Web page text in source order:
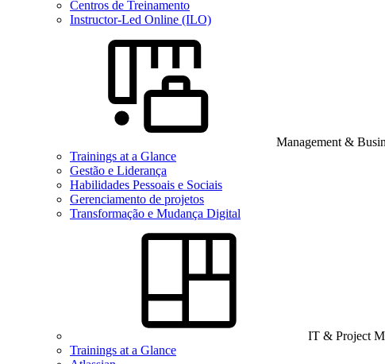
Centros de Treinamento
Instructor-Led Online (ILO)
Management &
Trainings at a Glance
Gestão e Liderança
Habilidades Pessoais e Sociais
Gerenciamento de projetos
Transformação e Mudança Digital
IT & Project
Trainings at a Glance